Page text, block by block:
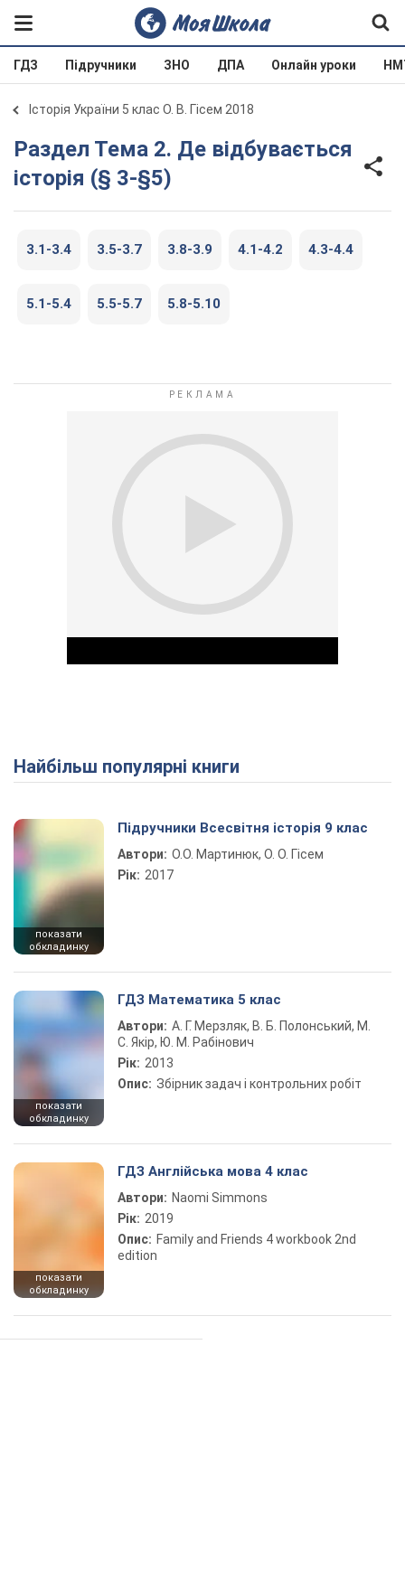
ГДЗ Підручники ЗНО ДПА Онлайн уроки
Історія України 5 клас О. В. Гісем 2018
Раздел Тема 2. Де відбувається
історія (§ 3-§5)
3.1-3.4 3.5-3.7 3.8-3.9 4.1-4.2 4.3-4.4
5.1-5.4 5.5-5.7 5.8-5.10
Play Video
Найбільш популярні книги
показати
обкладинку
Підручники Всесвітня історія 9 клас
Автори: О.О. Мартинюк, О. О. Гісем
Рік: 2017
показати
обкладинку
ГДЗ Математика 5 клас
Автори: А. Г. Мерзляк, В. Б. Полонський, М.
С. Якір, Ю. М. Рабінович
Рік: 2013
Опис: Збірник задач і контрольних робіт
показати
обкладинку
ГДЗ Англійська мова 4 клас
Автори: Naomi Simmons
Рік: 2019
Опис: Family and Friends 4 workbook 2nd
edition